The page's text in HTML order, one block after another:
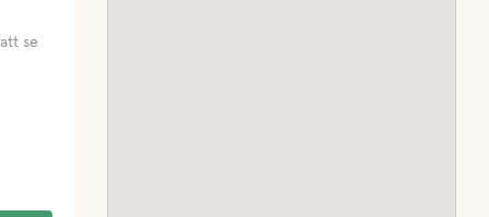
se